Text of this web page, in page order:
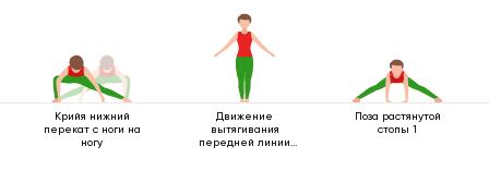
Крийя нижний
перекат с ноги на
ногу
Движение
вытягивания
передней линии
Поза растянутой
стопы 1